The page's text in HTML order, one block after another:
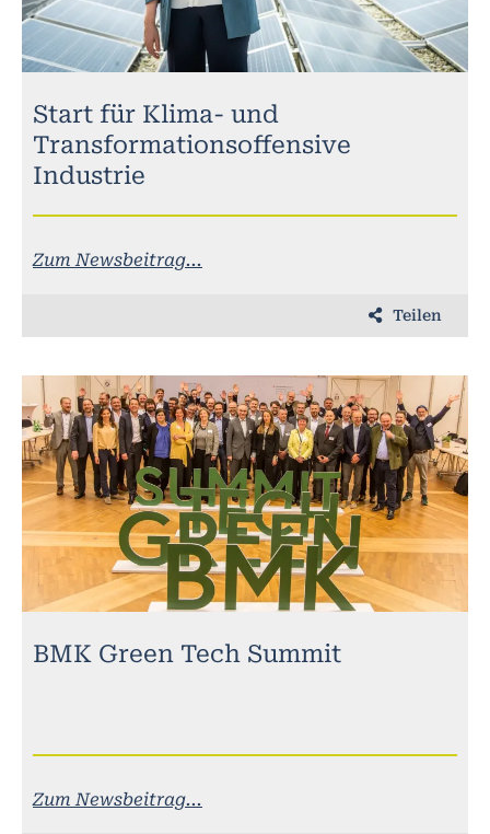
Start für Klima- und
Transformationsoffensive
Industrie
Zum Newsbeitrag...
Teilen
BMK Green Tech Summit
Zum Newsbeitrag...